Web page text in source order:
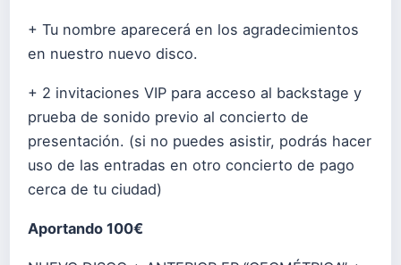
+ Tu nombre aparecerá en los agradecimientos
en nuestro nuevo disco.
+ 2 invitaciones VIP para acceso al backstage y
prueba de sonido previo al concierto de
presentación. (si no puedes asistir, podrás hacer
uso de las entradas en otro concierto de pago
cerca de tu ciudad)
Aportando 100€